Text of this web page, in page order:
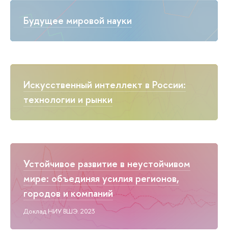
Будущее мировой науки
Искусственный интеллект в России:
технологии и рынки
Устойчивое развитие в неустойчивом
мире: объединяя усилия регионов,
городов и компаний
Доклад НИУ ВШЭ. 2023